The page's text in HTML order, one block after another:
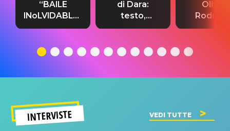
“BAILE
INoLVIDABLE”:
testo,
significato
di Dara:
testo,
traduzione e
del singolo
Olivia
testo,
INTERVISTE VEDI TUTTE